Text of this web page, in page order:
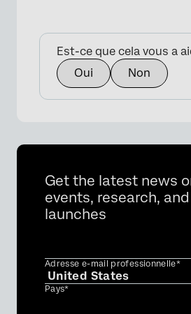
Est-ce que cela vous a
Oui
Non
Get the latest news
events, research,
launches
Adresse e-mail professionnelle*
Pays*